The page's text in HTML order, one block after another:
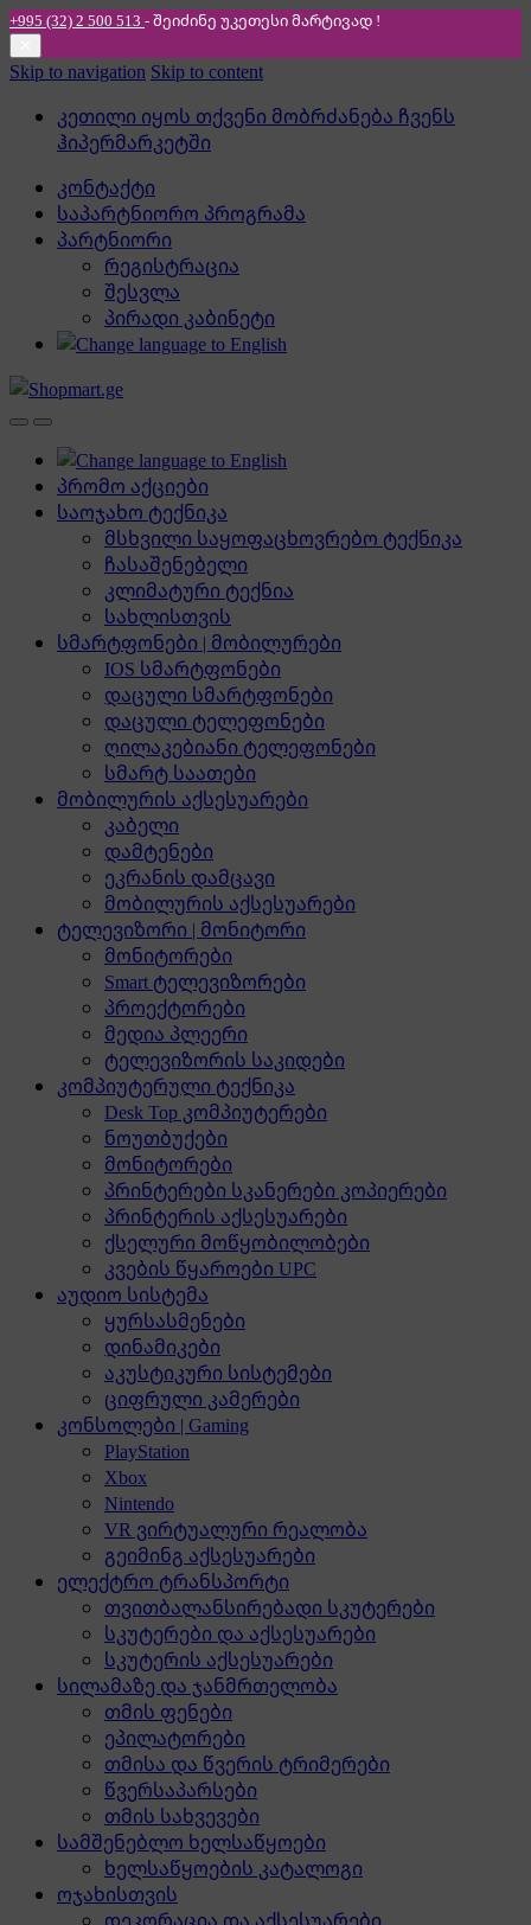
+995 (32) 2 500 513 - შეიძინე უკეთესიმარტივად !
Skip to navigation Skip to content
კეთილი იყოს თქვენი მობრძანება ჩვენს
ჰიპერმარკეტში
კონტაქტი
საპარტნიორო პროგრამა
პარტნიორი
რეგისტრაცია
შესვლა
პირადი კაბინეტი
პრომო აქციები
საოჯახო ტექნიკა
მსხვილი საყოფაცხოვრებო ტექნიკა
ჩასაშენებელი
კლიმატური ტექნია
სახლისთვის
სმარტფონები | მობილურები
IOS სმარტფონები
დაცული სმარტფონები
დაცული ტელეფონები
ღილაკებიანი ტელეფონები
სმარტ საათები
მობილურის აქსესუარები
კაბელი
დამტენები
ეკრანის დამცავი
მობილურის აქსესუარები
ტელევიზორი | მონიტორი
მონიტორები
Smart ტელევიზორები
პროექტორები
მედია პლეერი
ტელევიზორის საკიდები
კომპიუტერული ტექნიკა
Desk Top კომპიუტერები
ნოუთბუქები
მონიტორები
პრინტერები სკანერები კოპიერები
პრინტერის აქსესუარები
ქსელური მოწყობილობები
კვების წყაროები UPC
აუდიო სისტემა
ყურსასმენები
დინამიკები
აკუსტიკური სისტემები
ციფრული კამერები
კონსოლები | Gaming
PlayStation
Xbox
Nintendo
VR ვირტუალური რეალობა
გეიმინგ აქსესუარები
ელექტრო ტრანსპორტი
თვითბალანსირებადი სკუტერები
სკუტერები და აქსესუარები
სკუტერის აქსესუარები
სილამაზე და ჯანმრთელობა
თმის ფენები
ეპილატორები
თმისა და წვერის ტრიმერები
წვერსაპარსები
თმის სახვევები
სამშენებლო ხელსაწყოები
ხელსაწყოების კატალოგი
ოჯახისთვის